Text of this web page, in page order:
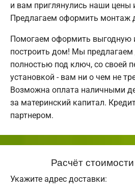
и вам приглянулись наши цены
Предлагаем оформить монтаж
Помогаем оформить выгодную
построить дом! Мы
полностью под ключ, со своей
установкой - вам ни о чем не
Возможна оплата наличными
за материнский капитал.
партнером.
Расчёт
Укажите адрес доставки: